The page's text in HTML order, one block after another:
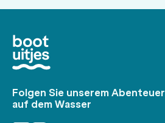
Folgen Sie unserem Abenteuer
auf dem Wasser